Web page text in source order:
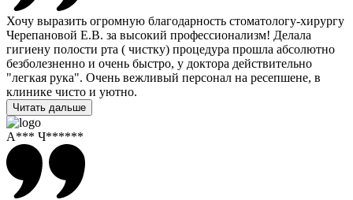
Хочу выразить огромную благодарность стоматологу-хирургу
Черепановой Е.В. за высокий профессионализм! Делала
гигиену полости рта ( чистку) процедура прошла абсолютно
безболезненно и очень быстро, у доктора действительно
"легкая рука". Очень вежливый персонал на ресепшене, в
клинике чисто и уютно.
Читать дальше
А*** Ч******